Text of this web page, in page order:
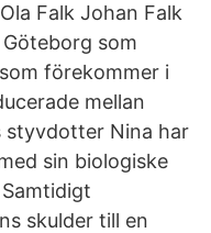
Falk Johan Falk
som
förekommer i
mellan
styvdotter Nina har
sin biologiske
skulder till en